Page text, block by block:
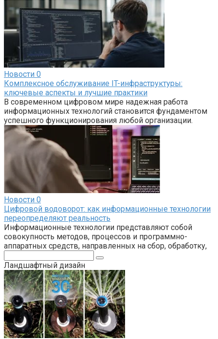
Новости 0
Комплексное обслуживание IT-инфраструктуры:
ключевые аспекты и лучшие практики
В современном цифровом мире надежная работа
информационных технологий становится фундаментом
успешного функционирования любой организации.
Новости 0
Цифровой водоворот: как информационные технологии
переопределяют реальность
Информационные технологии представляют собой
совокупность методов, процессов и программно-
аппаратных средств, направленных на сбор, обработку,
Ландшафтный дизайн